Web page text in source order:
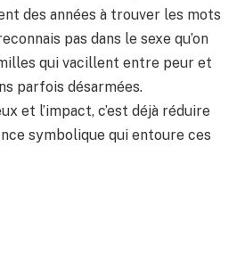
des années à trouver les mots
pas dans le sexe qu’on
qui vacillent entre peur et
parfois désarmées.
et l’impact, c’est déjà réduire
symbolique qui entoure ces